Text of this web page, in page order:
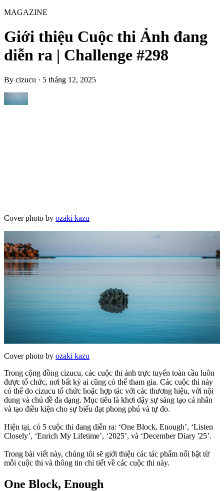
MAGAZINE
Giới thiệu Cuộc thi Ảnh đang
diễn ra | Challenge #298
By cizucu · 5 tháng 12, 2025
Cover photo by ozaki kazu
Cover photo by ozaki kazu
Trong cộng đồng cizucu, các cuộc thi ảnh trực tuyến toàn cầu luôn
được tổ chức, nơi bất kỳ ai cũng có thể tham gia. Các cuộc thi này
có thể do cizucu tổ chức hoặc hợp tác với các thương hiệu, với nội
dung và chủ đề đa dạng. Mục tiêu là khơi dậy sự sáng tạo cá nhân
và tạo điều kiện cho sự biểu đạt phong phú và tự do.
Hiện tại, có 5 cuộc thi đang diễn ra: ‘One Block, Enough’, ‘Listen
Closely’, ‘Enrich My Lifetime’, ‘2025’, và ‘December Diary '25’.
Trong bài viết này, chúng tôi sẽ giới thiệu các tác phẩm nổi bật từ
mỗi cuộc thi và thông tin chi tiết về các cuộc thi này.
One Block, Enough